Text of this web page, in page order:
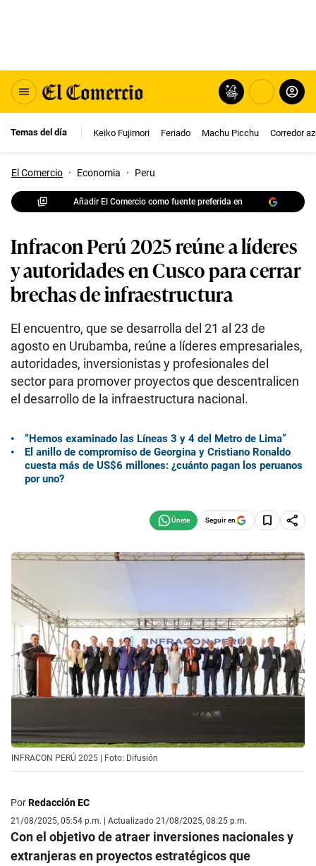
Temas del día Keiko Fujimori Feriado Machu Picchu Corredor
El Comercio · Economia · Peru
Añadir El Comercio como fuente preferida en
Infracon Perú 2025 reúne a líderes
y autoridades en Cusco para cerrar
brechas de infraestructura
El encuentro, que se desarrolla del 21 al 23 de
agosto en Urubamba, reúne a líderes empresariales,
autoridades, inversionistas y profesionales del
sector para promover proyectos que descentralicen
el desarrollo de la infraestructura nacional.
“Hemos examinado las Líneas 3 y 4 del Metro de Lima”
El anillo de compromiso de Georgina y Cristiano Ronaldo
cuesta más de US$6 millones: ¿cuánto pagan los peruanos
por uno?
Seguir en
INFRACON PERÚ 2025 | Foto: Difusión
PorRedacción EC
21/08/2025, 05:54 p.m. | Actualizado 21/08/2025, 08:25 p.m.
Con el objetivo de atraer inversiones nacionales y
extranjeras en proyectos estratégicos que